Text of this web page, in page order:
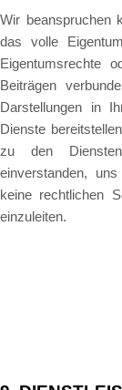
Wir beanspruchen
das volle
Eigentumsrechte
Beiträgen
Darstellungen in
Dienste
zu den
einverstanden,
keine rechtlichen
einzuleiten.